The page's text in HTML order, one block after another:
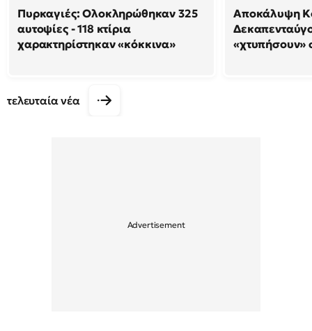
Πυρκαγιές: Ολοκληρώθηκαν 325
αυτοψίες - 118 κτίρια
χαρακτηρίστηκαν «κόκκινα»
Αποκάλυψη
«χτυπήσουν»
τελευταία νέα